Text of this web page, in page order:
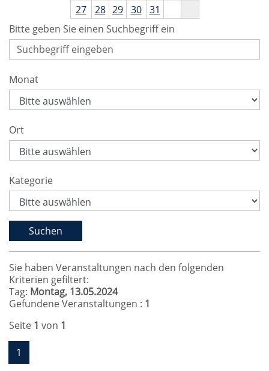
27
28 29 30
31
Bitte geben Sie einen Suchbegriff ein
Monat
Ort
Kategorie
Sie haben Veranstaltungen nach den folgenden
Kriterien gefiltert:
Tag: Montag, 13.05.2024
Gefundene Veranstaltungen : 1
Seite 1 von 1
1